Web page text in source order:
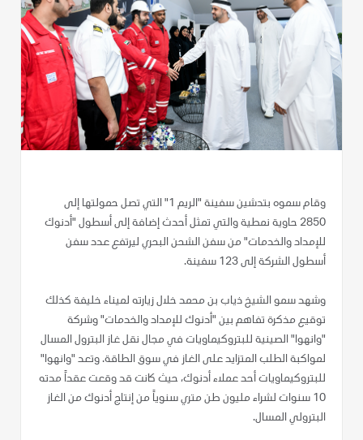
وقام سموه بتدشين سفينة "الريم 1" التي تصل حمولتها إلى
2850 حاوية نمطية والتي تمثل أحدث إضافة إلى أسطول "أدنوك
للإمداد والخدمات" من سفن الشحن البحري ليرتفع عدد سفن
أسطول الشركة إلى 123 سفينة.
وشهد سمو الشيخ ذياب بن محمد خلال زيارته لميناء خليفة كذلك
توقيع مذكرة تفاهم بين "أدنوك للإمداد والخدمات" وشركة
"وانهوا" الصينية للبتروكيماويات في مجال نقل غاز البترول المسال
لمواكبة الطلب المتزايد على الغاز في سوق الطاقة. وتعد "وانهوا"
للبتروكيماويات أحد عملاء أدنوك، حيث كانت قد وقعت عقداً مدته
10 سنوات لشراء مليون طن متري سنوياً من إنتاج أدنوك من الغاز
البترولي المسال.